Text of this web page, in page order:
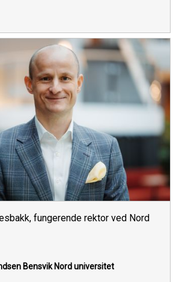
fungerende rektor ved Nord
Bensvik Nord universitet